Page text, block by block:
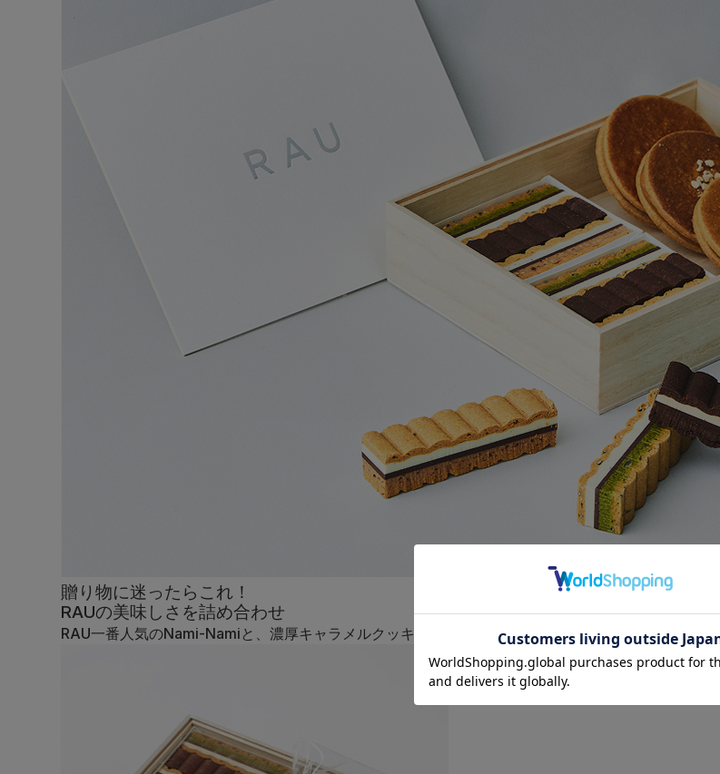
贈り物に迷ったらこれ！
RAUの美味しさを詰め合わせ
RAU一番人気のNami-Namiと、濃厚キャラメルクッキーの贅沢セット。年末年始のご挨拶や大切な